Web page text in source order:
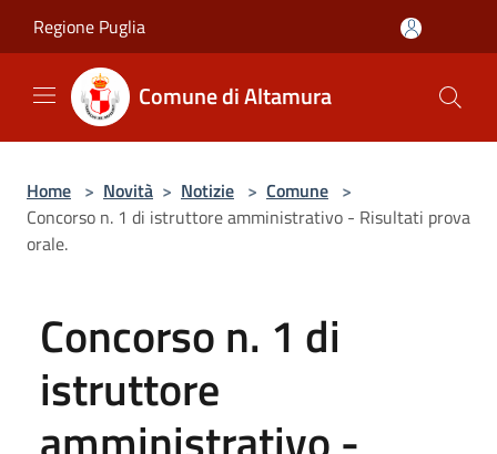
Regione Puglia
Comune di Altamura
Home > Novità > Notizie > Comune >
Concorso n. 1 di istruttore amministrativo - Risultati prova
orale.
Concorso n. 1 di
istruttore